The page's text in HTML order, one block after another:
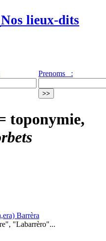
Nos lieux-dits
Prenoms :
toponymie,
Barrèra
"Labarrèro"...